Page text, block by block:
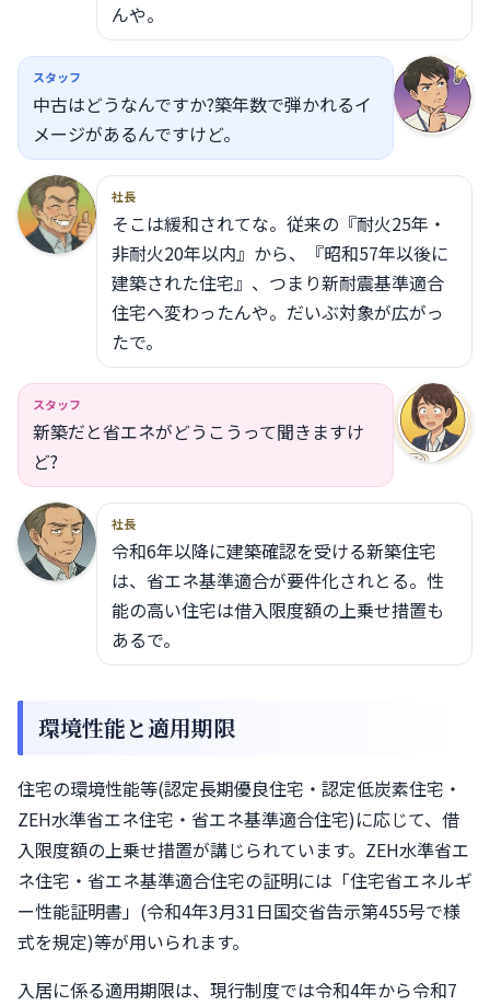
んや。
スタッフ
中古はどうなんですか?築年数で弾かれるイ
メージがあるんですけど。
社長
そこは緩和されてな。従来の『耐火25年・
非耐火20年以内』から、『昭和57年以後に
建築された住宅』、つまり新耐震基準適合
住宅へ変わったんや。だいぶ対象が広がっ
たで。
スタッフ
新築だと省エネがどうこうって聞きますけ
ど?
社長
令和6年以降に建築確認を受ける新築住宅
は、省エネ基準適合が要件化されとる。性
能の高い住宅は借入限度額の上乗せ措置も
あるで。
環境性能と適用期限
住宅の環境性能等(認定長期優良住宅・認定低炭素住宅・
ZEH水準省エネ住宅・省エネ基準適合住宅)に応じて、借
入限度額の上乗せ措置が講じられています。ZEH水準省エ
ネ住宅・省エネ基準適合住宅の証明には「住宅省エネルギ
ー性能証明書」(令和4年3月31日国交省告示第455号で様
式を規定)等が用いられます。
入居に係る適用期限は、現行制度では令和4年から令和7